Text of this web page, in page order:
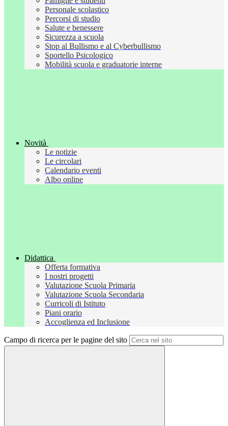
Personale scolastico
Percorsi di studio
Salute e benessere
Sicurezza a scuola
Stop al Bullismo e al Cyberbullismo
Sportello Psicologico
Mobilità scuola e graduatorie interne
Novità
Le notizie
Le circolari
Calendario eventi
Albo online
Didattica
Offerta formativa
I nostri progetti
Valutazione Scuola Primaria
Valutazione Scuola Secondaria
Curricoli di Istituto
Piani orario
Accoglienza ed Inclusione
Campo di ricerca per le pagine del sito